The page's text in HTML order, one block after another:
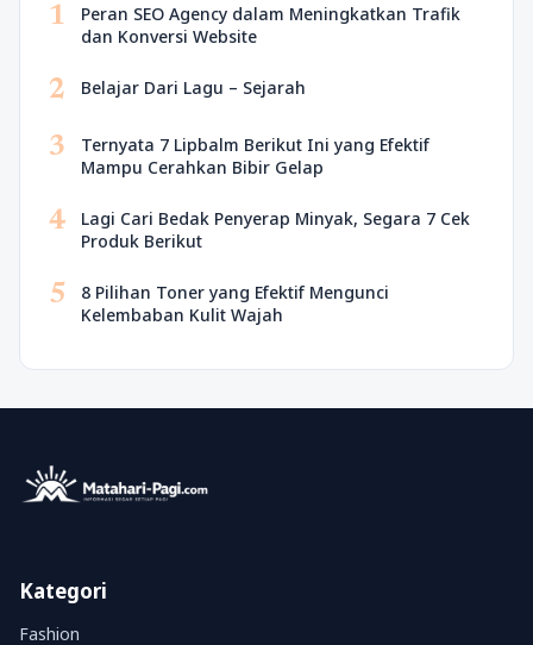
1
Peran SEO Agency dalam Meningkatkan Trafik
dan Konversi Website
2 Belajar Dari Lagu – Sejarah
3
Ternyata 7 Lipbalm Berikut Ini yang Efektif
Mampu Cerahkan Bibir Gelap
4
Lagi Cari Bedak Penyerap Minyak, Segara 7 Cek
Produk Berikut
5
8 Pilihan Toner yang Efektif Mengunci
Kelembaban Kulit Wajah
Kategori
Fashion